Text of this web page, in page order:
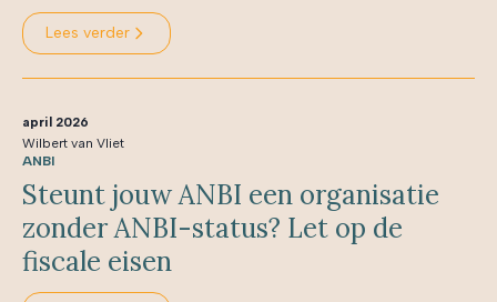
Lees verder
april 2026
Wilbert van Vliet
ANBI
Steunt jouw ANBI een organisatie
zonder ANBI-status? Let op de
fiscale eisen